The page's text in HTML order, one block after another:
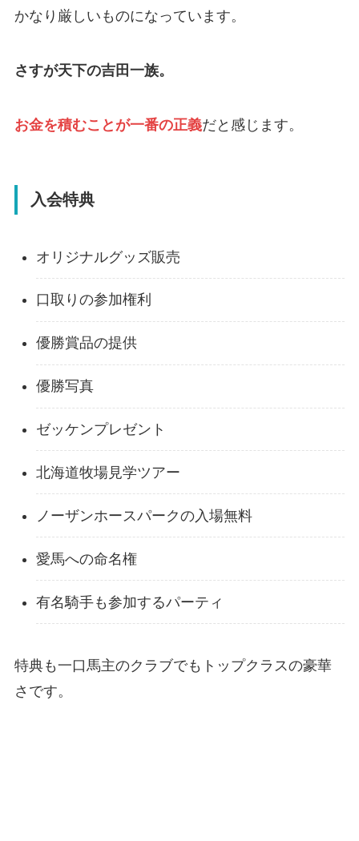
かなり厳しいものになっています。
さすが天下の吉田一族。
お金を積むことが一番の正義だと感じます。
入会特典
オリジナルグッズ販売
口取りの参加権利
優勝賞品の提供
優勝写真
ゼッケンプレゼント
北海道牧場見学ツアー
ノーザンホースパークの入場無料
愛馬への命名権
有名騎手も参加するパーティ
特典も一口馬主のクラブでもトップクラスの豪華
さです。